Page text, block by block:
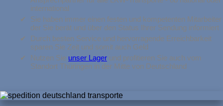
international
Sie haben immer einen festen und kompetenten Mitarbeiter
der Sie berät und über den Status Ihrer Sendung informiert
Durch besten Service und hervorragende Erreichbarkeit
sparen Sie Zeit und somit auch Geld
Nutzen Sie unser Lager und profitieren Sie auch vom
Standort Thüringen in der Mitte von Deutschland